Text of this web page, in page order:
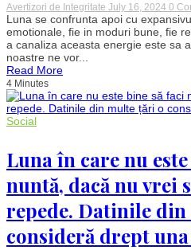
Avertizori de Integritate July 16, 2024 0
Luna se confrunta apoi cu
emotionale, fie in moduri bune, fie
a canaliza aceasta energie este sa
noastre ne vor...
Read More
4 Minutes
Social
Luna în care nu
nuntă, dacă nu vrei
repede. Datinile
consideră drept una